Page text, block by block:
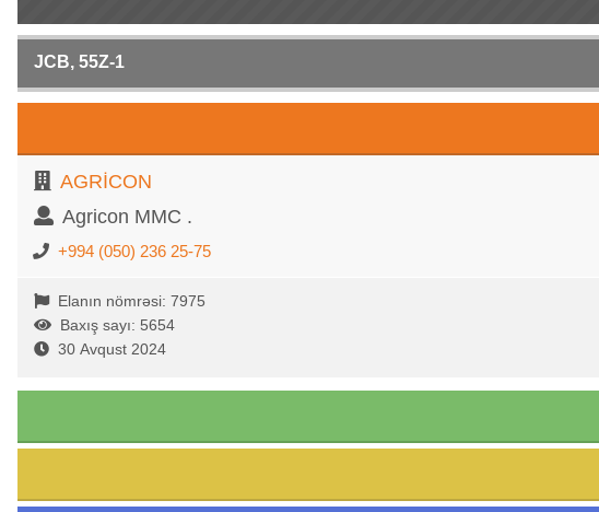
JCB, 55Z-1
AGRİCON
Agricon MMC .
+994 (050) 236 25-75
Elanın nömrəsi: 7975
Baxış sayı: 5654
30 Avqust 2024